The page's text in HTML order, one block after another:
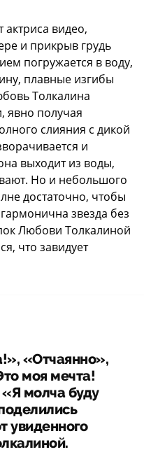
видео,
и прикрыв грудь
погружается в воду,
плавные изгибы
Толкалина
явно получая
слияния с дикой
и
выходит из воды,
Но и небольшого
достаточно, чтобы
звезда без
Любови Толкалиной
что завидует
«Отчаянно»,
моя мечта!
«Я молча буду
увиденного